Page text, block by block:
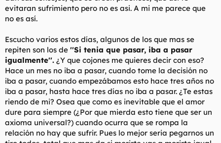
evitaran sufrimiento pero no es asi. A mi me parece que
no es así.
Escucho varios estos días, algunos de los que mas se
repiten son los de ''Si tenia que pasar, iba a pasar
igualmente''. ¿Y que cojones me quieres decir con eso?
Hace un mes no iba a pasar, cuando tome la decisión no
iba a pasar, cuando empezábamos esto hace tres años no
iba a pasar, hasta hace tres días no iba a pasar. ¿Te estas
riendo de mi? Osea que como es inevitable que el amor
dure para siempre (¿Por que mierda esto tiene que ser un
axioma universal?) cuando ocurra que se rompa la
relación no hay que sufrir. Pues lo mejor seria pegarnos un